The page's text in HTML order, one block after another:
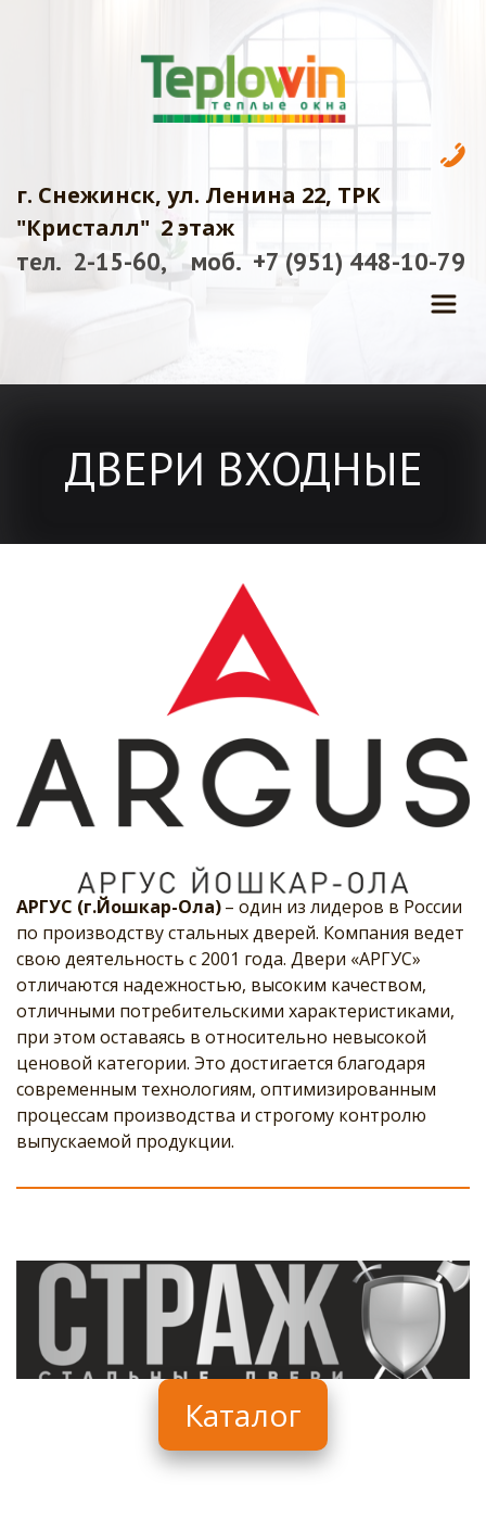
г. Снежинск, ул. Ленина 22, ТРК
"Кристалл"  2 этаж
тел.  2-15-60,    моб.  +7 (951) 448-10-79
ДВЕРИ ВХОДНЫЕ
АРГУС (г.Йошкар-Ола) – один из лидеров в России
по производству стальных дверей. Компания ведет
свою деятельность с 2001 года. Двери «АРГУС»
отличаются надежностью, высоким качеством,
отличными потребительскими характеристиками,
при этом оставаясь в относительно невысокой
ценовой категории. Это достигается благодаря
современным технологиям, оптимизированным
процессам производства и строгому контролю
выпускаемой продукции.
Каталог